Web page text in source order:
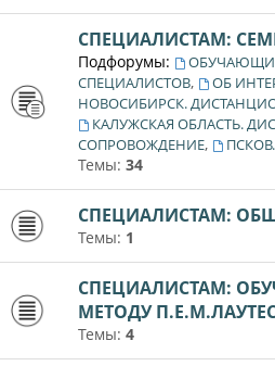
СПЕЦИАЛИСТАМ:
Подфорумы:
СПЕЦИАЛИСТОВ, ОБ
НОВОСИБИРСК.
КАЛУЖСКАЯ ОБЛАСТЬ.
СОПРОВОЖДЕНИЕ,
Темы: 34
СПЕЦИАЛИСТАМ:
Темы: 1
СПЕЦИАЛИСТАМ:
МЕТОДУ
Темы: 4